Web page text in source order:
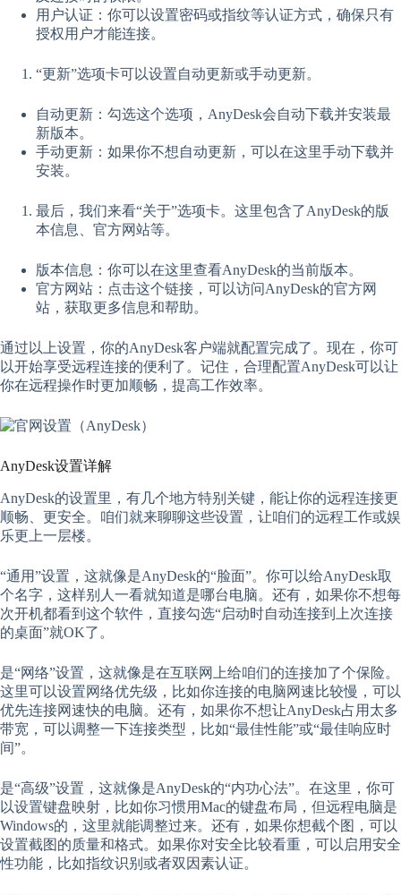
用户认证：你可以设置密码或指纹等认证方式，确保只有
授权用户才能连接。
“更新”选项卡可以设置自动更新或手动更新。
自动更新：勾选这个选项，AnyDesk会自动下载并安装最
新版本。
手动更新：如果你不想自动更新，可以在这里手动下载并
安装。
最后，我们来看“关于”选项卡。这里包含了AnyDesk的版
本信息、官方网站等。
版本信息：你可以在这里查看AnyDesk的当前版本。
官方网站：点击这个链接，可以访问AnyDesk的官方网
站，获取更多信息和帮助。
通过以上设置，你的AnyDesk客户端就配置完成了。现在，你可
以开始享受远程连接的便利了。记住，合理配置AnyDesk可以让
你在远程操作时更加顺畅，提高工作效率。
AnyDesk设置详解
AnyDesk的设置里，有几个地方特别关键，能让你的远程连接更
顺畅、更安全。咱们就来聊聊这些设置，让咱们的远程工作或娱
乐更上一层楼。
“通用”设置，这就像是AnyDesk的“脸面”。你可以给AnyDesk取
个名字，这样别人一看就知道是哪台电脑。还有，如果你不想每
次开机都看到这个软件，直接勾选“启动时自动连接到上次连接
的桌面”就OK了。
是“网络”设置，这就像是在互联网上给咱们的连接加了个保险。
这里可以设置网络优先级，比如你连接的电脑网速比较慢，可以
优先连接网速快的电脑。还有，如果你不想让AnyDesk占用太多
带宽，可以调整一下连接类型，比如“最佳性能”或“最佳响应时
间”。
是“高级”设置，这就像是AnyDesk的“内功心法”。在这里，你可
以设置键盘映射，比如你习惯用Mac的键盘布局，但远程电脑是
Windows的，这里就能调整过来。还有，如果你想截个图，可以
设置截图的质量和格式。如果你对安全比较看重，可以启用安全
性功能，比如指纹识别或者双因素认证。